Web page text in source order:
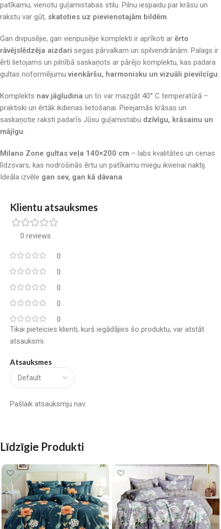
patīkamu, vienotu guļamistabas stilu. Pilnu iespaidu par krāsu un
rakstu var gūt, skatoties uz pievienotajām bildēm.
Gan divpusējie, gan vienpusējie komplekti ir aprīkoti ar ērto
rāvējslēdzēja aizdari segas pārvalkam un spilvendrānām. Palags ir
ērti lietojams un pilnībā saskaņots ar pārējo komplektu, kas padara
gultas noformējumu vienkāršu, harmonisku un vizuāli pievilcīgu.
Komplekts nav jāgludina un to var mazgāt 40° C temperatūrā –
praktiski un ērtāk ikdienas lietošanai. Pieejamās krāsas un
saskaņotie raksti padarīs Jūsu guļamistabu dzīvīgu, krāsainu un
mājīgu.
Milano Zone gultas veļa 140×200 cm – labs kvalitātes un cenas
līdzsvars, kas nodrošinās ērtu un patīkamu miegu ikvienai naktij.
Ideāla izvēle gan sev, gan kā dāvana.
Klientu atsauksmes
0 reviews
0
0
0
0
0
Atsauksmes
Pašlaik atsauksmju nav.
Tikai pieteicies klienti, kurš iegādājies šo produktu, var atstāt
atsauksmi.
Līdzīgie Produkti